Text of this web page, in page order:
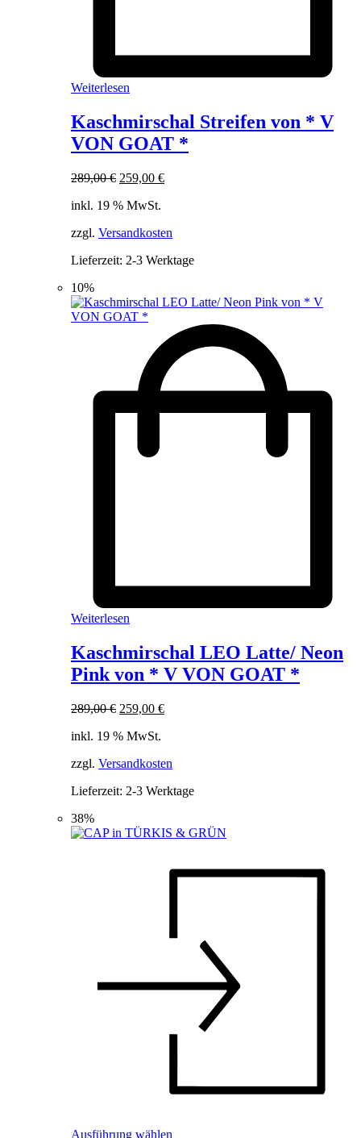
Weiterlesen
Kaschmirschal Streifen von * V
VON GOAT *
289,00€ Ursprünglicher
war:
259,00 €Aktueller
inkl. 19 % MwSt.
zzgl. Versandkosten
Lieferzeit: 2-3 Werktage
10%
Weiterlesen
Kaschmirschal LEO Latte/ Neon
Pink von * V VON GOAT *
289,00€ Ursprünglicher
war:
259,00 €Aktueller
inkl. 19 % MwSt.
zzgl. Versandkosten
Lieferzeit: 2-3 Werktage
38%
Ausführung wählen